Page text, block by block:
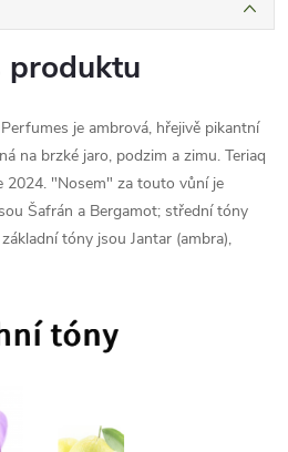
produktu
je ambrová, hřejivě pikantní
na brzké jaro, podzim a zimu. Teriaq
2024. "Nosem" za touto vůní je
Šafrán a Bergamot; střední tóny
tóny jsou Jantar (ambra),